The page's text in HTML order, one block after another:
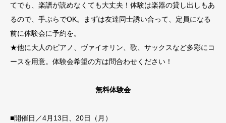
てでも、楽譜が読めなくても大丈夫！体験は楽器の貸し出しもあ
るので、手ぶらでOK。まずは友達同士誘い合って、定員になる
前に体験会に予約を。
★他に大人のピアノ、ヴァイオリン、歌、サックスなど多彩にコ
ースを用意。体験会希望の方は問合わせください！
無料体験会
■開催日／4月13日、20日（月）